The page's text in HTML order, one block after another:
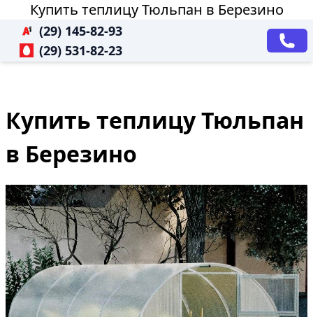
Купить теплицу Тюльпан в Березино
(29) 145-82-93
(29) 531-82-23
Купить теплицу Тюльпан
в Березино